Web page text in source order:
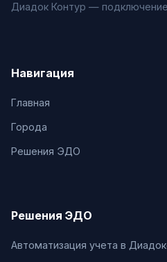
Диадок Контур —
Навигация
Главная
Города
Решения ЭДО
Решения ЭДО
Автоматизация учета в